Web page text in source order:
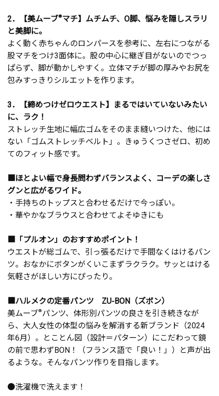
2．【美ムーブ®マチ】ムチムチ、O脚、悩みを隠しスラリ
と美脚に。
よく動く赤ちゃんのロンパースを参考に、左右につながる
股マチをつけ3面体に。股の中心に継ぎ目がないのでつっ
ぱらず、脚が動かしやすく。立体マチが脚の厚みやお尻を
包みすっきりシルエットを作ります。
3．【締めつけゼロウエスト】まるではいていないみたい
に、ラク！
ストレッチ生地に幅広ゴムをそのまま縫いつけた、他には
ない「ゴムストレッチベルト」。きゅうくつさゼロ、初め
てのフィット感です。
■ほとよい幅で身長問わずバランスよく、コーデの楽しさ
グンと広がるワイド。
・手持ちのトップスと合わせるだけで今っぽい。
・華やかなブラウスと合わせてよそゆきにも
■「プルオン」のおすすめポイント！
ウエストが総ゴムで、引っ張るだけで手間なくはけるパン
ツ。おなかにボタンがくいこまずラクラク。サッとはける
気軽さがほしい方にぴったり。
■ハルメクの定番パンツ ZU-BON（ズボン）
美ムーブ®パンツ、体形別パンツの良さを引き続きなが
ら、大人女性の体型の悩みを解消する新ブランド（2024
年6月）。とことん図（設計＝パターン）にこだわって鏡
の前で思わずBON！（フランス語で「良い！」）と声が出
るような。そんなパンツ作りを目指します。
●洗濯機で洗えます！